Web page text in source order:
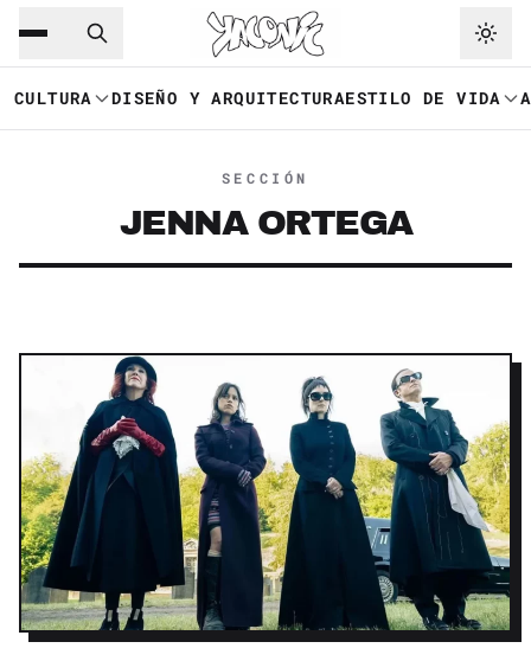
Saltar al contenido principal
CULTURA DISEÑO Y ARQUITECTURAESTILO DE VIDA
SECCIÓN
JENNA ORTEGA